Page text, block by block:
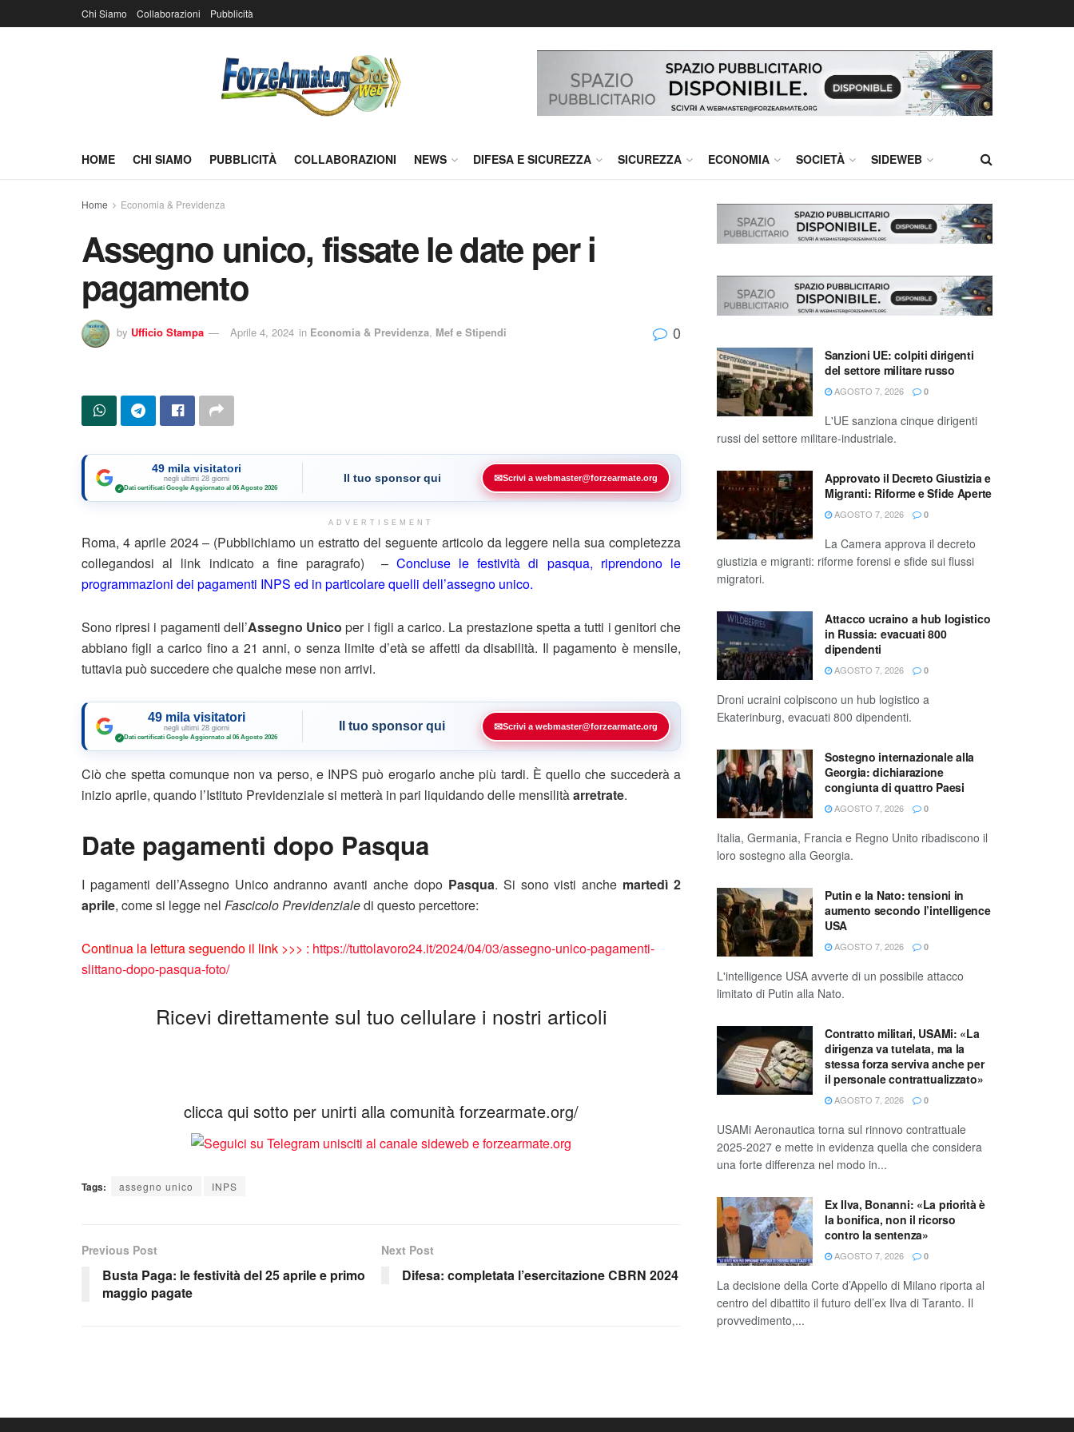
Chi Siamo Collaborazioni Pubblicità
HOME CHI SIAMO PUBBLICITÀ COLLABORAZIONI NEWS DIFESA E SICUREZZA SICUREZZA ECONOMIA SOCIETÀ SIDEWEB
Home Economia & Previdenza
Assegno unico, fissate le date per i
pagamento
by Ufficio Stampa Aprile 4, 2024 in Economia & Previdenza, Mef e Stipendi 0
49 mila visitatori
negli ultimi 28 giorni
✓ Dati certificati Google·Aggiornato al 06 Agosto 2026
Il tuo sponsor qui ✉Scrivi a webmaster@forzearmate.org
ADVERTISEMENT
Roma, 4 aprile 2024 – (Pubblichiamo un estratto del seguente articolo da leggere nella sua completezza
collegandosi al link indicato a fine paragrafo) – Concluse le festività di pasqua, riprendono le
programmazioni dei pagamenti INPS ed in particolare quelli dell’assegno unico.
Sono ripresi i pagamenti dell’Assegno Unico per i figli a carico. La prestazione spetta a tutti i genitori che
abbiano figli a carico fino a 21 anni, o senza limite d’età se affetti da disabilità. Il pagamento è mensile,
tuttavia può succedere che qualche mese non arrivi.
49 mila visitatori
negli ultimi 28 giorni
✓ Dati certificati Google·Aggiornato al 06 Agosto 2026
Il tuo sponsor qui ✉Scrivi a webmaster@forzearmate.org
Ciò che spetta comunque non va perso, e INPS può erogarlo anche più tardi. È quello che succederà a
inizio aprile, quando l’Istituto Previdenziale si metterà in pari liquidando delle mensilitàarretrate.
Date pagamenti dopo Pasqua
I pagamenti dell’Assegno Unico andranno avanti anche dopo Pasqua. Si sono visti anche martedì 2
aprile, come si legge nel Fascicolo Previdenzialedi questo percettore:
Continua la lettura seguendo il link >>> : https://tuttolavoro24.it/2024/04/03/assegno-unico-pagamenti-
slittano-dopo-pasqua-foto/
Ricevi direttamente sul tuo cellulare i nostri articoli
clicca qui sotto per unirti alla comunità forzearmate.org/
Tags: assegno unico INPS
Previous Post
Busta Paga: le festività del 25 aprile e primo
maggio pagate
Next Post
Difesa: completata l’esercitazione CBRN 2024
Sanzioni UE: colpiti dirigenti
del settore militare russo
AGOSTO 7, 2026 0
L'UE sanziona cinque dirigenti
russi del settore militare-industriale.
Approvato il Decreto Giustizia e
Migranti: Riforme e Sfide Aperte
AGOSTO 7, 2026 0
La Camera approva il decreto
giustizia e migranti: riforme forensi e sfide sui flussi
migratori.
Attacco ucraino a hub logistico
in Russia: evacuati 800
dipendenti
AGOSTO 7, 2026 0
Droni ucraini colpiscono un hub logistico a
Ekaterinburg, evacuati 800 dipendenti.
Sostegno internazionale alla
Georgia: dichiarazione
congiunta di quattro Paesi
AGOSTO 7, 2026 0
Italia, Germania, Francia e Regno Unito ribadiscono il
loro sostegno alla Georgia.
Putin e la Nato: tensioni in
aumento secondo l’intelligence
USA
AGOSTO 7, 2026 0
L'intelligence USA avverte di un possibile attacco
limitato di Putin alla Nato.
Contratto militari, USAMi: «La
dirigenza va tutelata, ma la
stessa forza serviva anche per
il personale contrattualizzato»
AGOSTO 7, 2026 0
USAMi Aeronautica torna sul rinnovo contrattuale
2025-2027 e mette in evidenza quella che considera
una forte differenza nel modo in...
Ex Ilva, Bonanni: «La priorità è
la bonifica, non il ricorso
contro la sentenza»
AGOSTO 7, 2026 0
La decisione della Corte d’Appello di Milano riporta al
centro del dibattito il futuro dell’ex Ilva di Taranto. Il
provvedimento,...